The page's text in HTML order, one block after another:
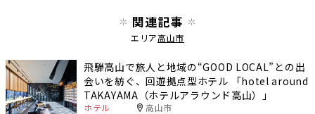
関連記事
エリア高山市
飛騨高山で旅人と地域の“GOOD LOCAL”との出
会いを紡ぐ、回遊拠点型ホテル 「hotel around
TAKAYAMA（ホテルアラウンド高山）」
ホテル 高山市